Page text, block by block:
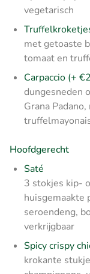
vegetarisch
met getoaste
tomaat en
Carpaccio (+
dungesneden
Grana
Hoofdgerecht
Saté
3 stokjes kip-
huisgemaakte
seroendeng,
verkrijgbaar
Spicy crispy
krokante